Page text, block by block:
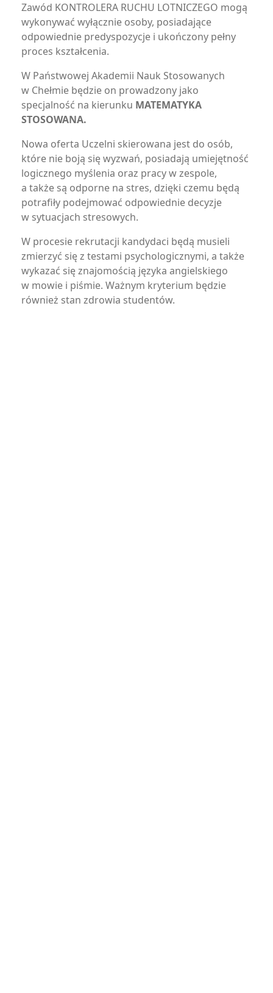
Zawód KONTROLERA RUCHU LOTNICZEGO mogą
wykonywać wyłącznie osoby, posiadające
odpowiednie predyspozycje i ukończony pełny
proces kształcenia.
W Państwowej Akademii Nauk Stosowanych
w Chełmie będzie on prowadzony jako
specjalność na kierunku MATEMATYKA
STOSOWANA.
Nowa oferta Uczelni skierowana jest do osób,
które nie boją się wyzwań, posiadają umiejętność
logicznego myślenia oraz pracy w zespole,
a także są odporne na stres, dzięki czemu będą
potrafiły podejmować odpowiednie decyzje
w sytuacjach stresowych.
W procesie rekrutacji kandydaci będą musieli
zmierzyć się z testami psychologicznymi, a także
wykazać się znajomością języka angielskiego
w mowie i piśmie. Ważnym kryterium będzie
również stan zdrowia studentów.